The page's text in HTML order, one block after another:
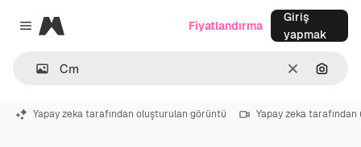
Close menu
Magnific
Temizlemek
Fiyatlandırma
Giriş
yapmak
Yapay zeka tarafından oluşturulan görüntü Yapay zeka